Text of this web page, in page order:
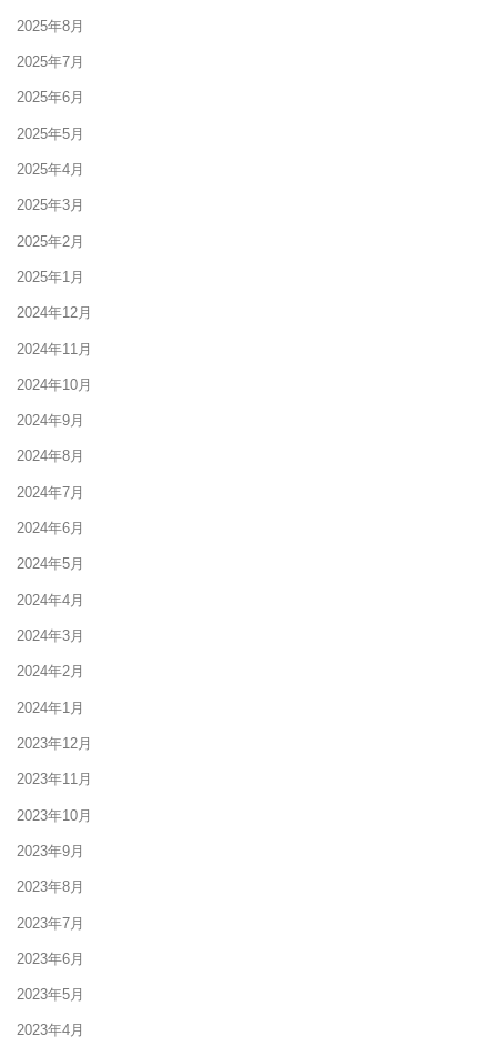
2025年8月
2025年7月
2025年6月
2025年5月
2025年4月
2025年3月
2025年2月
2025年1月
2024年12月
2024年11月
2024年10月
2024年9月
2024年8月
2024年7月
2024年6月
2024年5月
2024年4月
2024年3月
2024年2月
2024年1月
2023年12月
2023年11月
2023年10月
2023年9月
2023年8月
2023年7月
2023年6月
2023年5月
2023年4月